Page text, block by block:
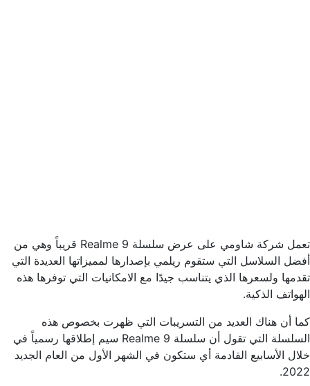
تعمل شركة شاومي على عرض سلسلة Realme 9 قريباً وهي من
أفضل السلاسل التي ستقوم ريلمي بإصدارها لمميزاتها العديدة التي
تقدمها ولسعرها الذي يتناسب جيدًا مع الامكانيات التي توفرها هذه
الهواتف الذكية.
كما أن هناك العديد من التسريبات التي ظهرت بخصوص هذه
السلسلة التي تقول أن سلسلة Realme 9 سيم إطلاقها رسمياً في
خلال الأسابيع القادمة أي ستكون في الشهر الأول من العام الجديد
2022.